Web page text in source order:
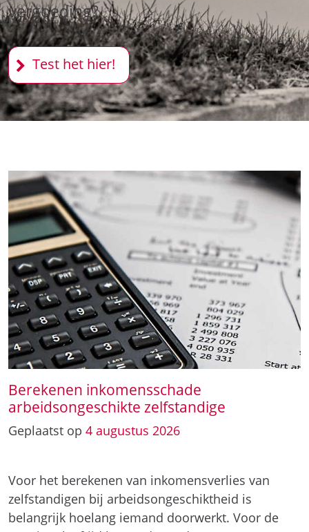
vergoeding?
Test het hier!
Berekenen inkomensschade
arbeidsongeschikte zelfstandige
Geplaatst op 4 augustus 2026
Voor het berekenen van inkomensverlies van
zelfstandigen bij arbeidsongeschiktheid is
belangrijk hoelang iemand doorwerkt. Voor de